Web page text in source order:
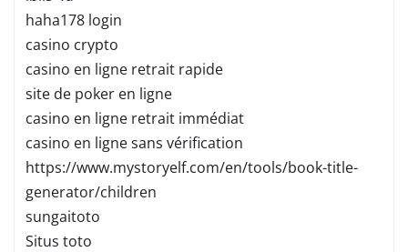
haha178 login
casino crypto
casino en ligne retrait rapide
site de poker en ligne
casino en ligne retrait immédiat
casino en ligne sans vérification
https://www.mystoryelf.com/en/tools/book-title-
generator/children
sungaitoto
Situs toto